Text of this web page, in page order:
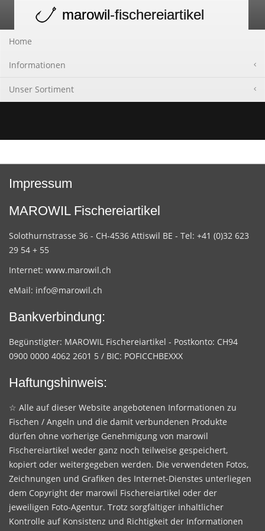
navigation
marowil-fischereiartikel
Home
Informationen
Unser Sortiment
Impressum
MAROWIL Fischereiartikel
Solothurnstrasse 36 - CH-4536 Attiswil BE - Tel: +41 (0)32 623
29 54 + 55
Internet: www.marowil.ch
eMail: info@marowil.ch
Bankverbindung:
Begünstigter: MAROWIL Fischereiartikel - Postkonto: CH94
0900 0000 4062 2601 5 / BIC: POFICCHBEXXX
Haftungshinweis:
☆ Alle auf dieser Website angebotenen Informationen zu
Fischen / Angeln und die damit verbundenen Produkte
dürfen ohne vorherige Genehmigung von marowil
Fischereiartikel weder ganz noch teilweise gespeichert,
kopiert oder weitergegeben werden. Die verwendeten Fotos,
Zeichnungen und Grafiken des Internet-Dienstes unterliegen
dem Copyright der marowil Fischereiartikel oder der
jeweiligen Foto-Agentur. Trotz sorgfältiger inhaltlicher
Kontrolle auf Konsistenz und Richtigkeit der Informationen